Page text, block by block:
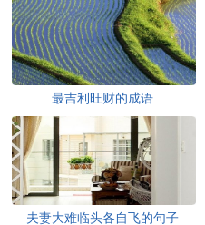
最吉利旺财的成语
夫妻大难临头各自飞的句子